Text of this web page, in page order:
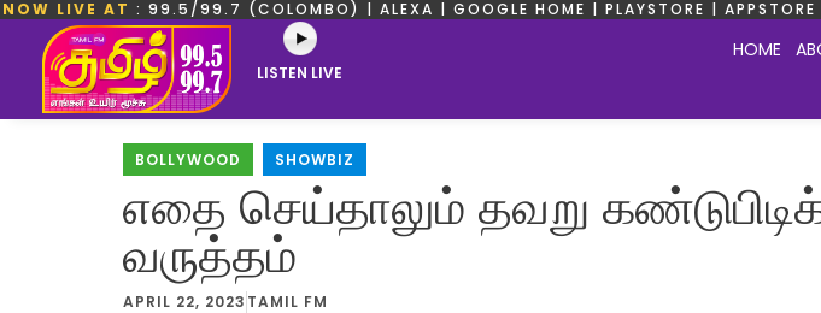
NOW LIVE AT : 99.5/99.7 (COLOMBO) | ALEXA | GOOGLE HOME | PLAYSTORE | APPSTORE
LISTEN LIVE
HOME
BOLLYWOOD SHOWBIZ
எதை செய்தாலும் தவறு
வருத்தம்
APRIL 22, 2023 TAMIL FM